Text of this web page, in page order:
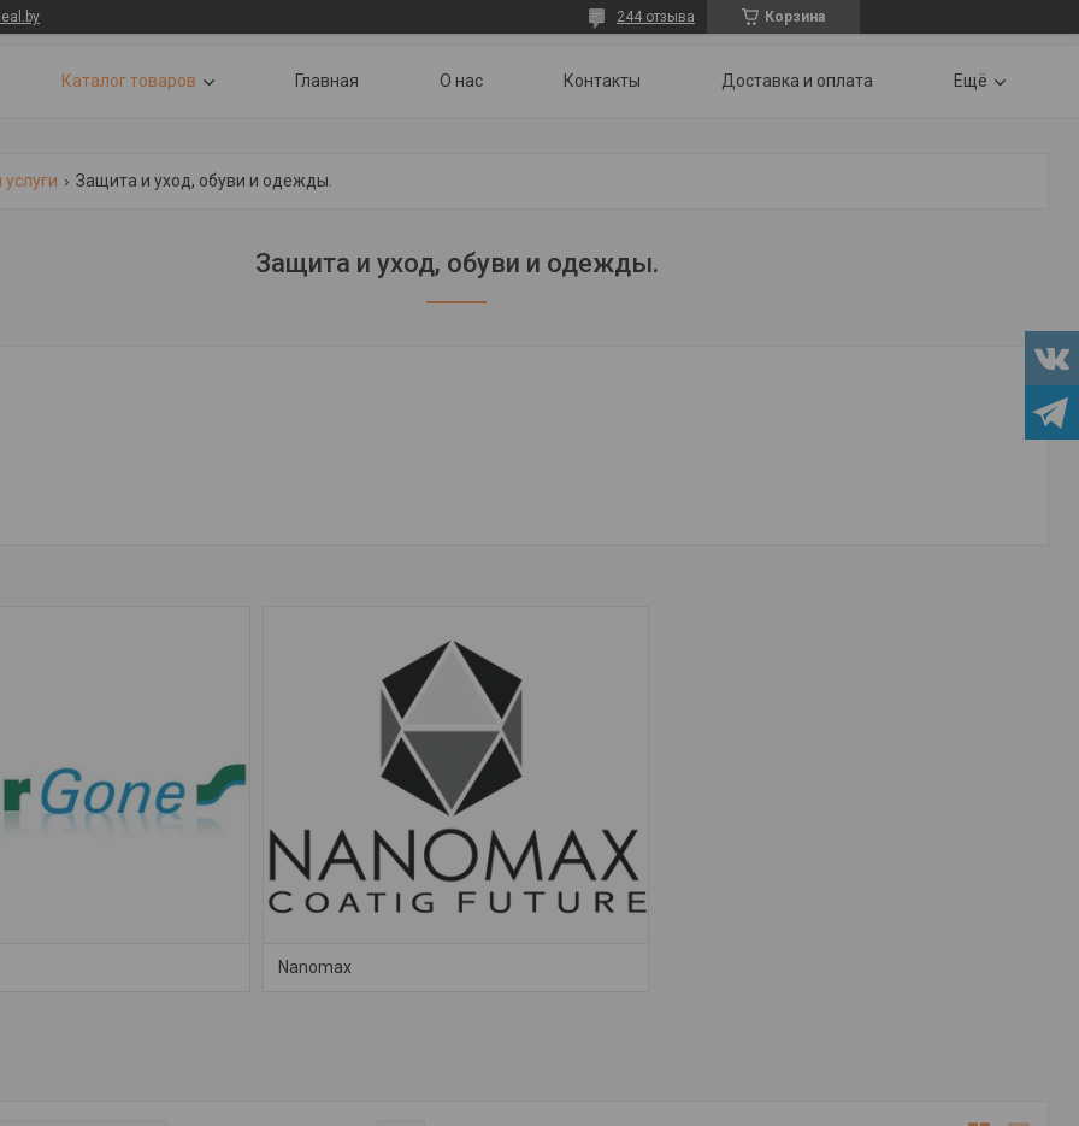
Корзина
244 отзыва
Каталог товаров Главная О нас Контакты Доставка и оплата Ещё
Защита и уход, обуви и одежды.
Защита и уход, обуви и одежды.
Nanomax